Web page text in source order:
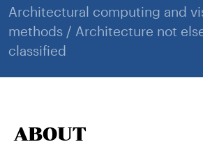
Architectural computing and
methods / Architecture not
classified
ABOUT